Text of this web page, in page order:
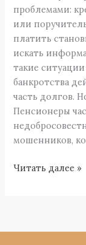
проблемами:
или
платить
искать
такие
банкротства
часть долгов.
Пенсионеры
мошенников,
не
попасться
на
мошенников
Читать далее »